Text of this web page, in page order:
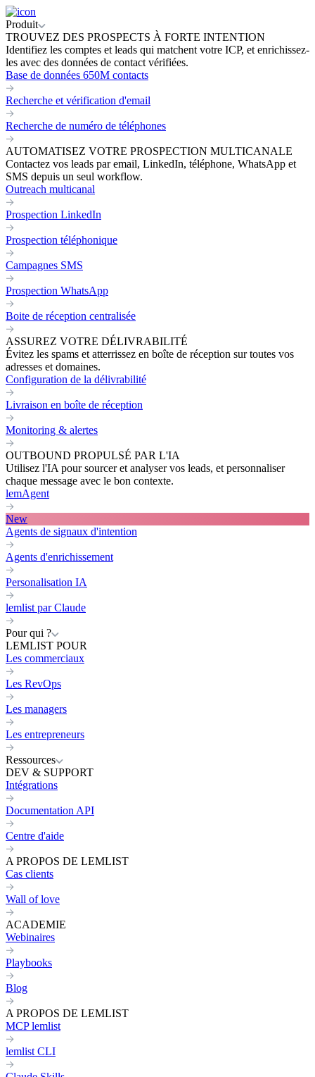
Produit
TROUVEZ DES PROSPECTS À FORTE INTENTION
Identifiez les comptes et leads qui matchent votre ICP, et enrichissez-
les avec des données de contact vérifiées.
Base de données 650M contacts
Recherche et vérification d'email
Recherche de numéro de téléphones
AUTOMATISEZ VOTRE PROSPECTION MULTICANALE
Contactez vos leads par email, LinkedIn, téléphone, WhatsApp et
SMS depuis un seul workflow.
Outreach multicanal
Prospection LinkedIn
Prospection téléphonique
Campagnes SMS
Prospection WhatsApp
Boite de réception centralisée
ASSUREZ VOTRE DÉLIVRABILITÉ
Évitez les spams et atterrissez en boîte de réception sur toutes vos
adresses et domaines.
Configuration de la délivrabilité
Livraison en boîte de réception
Monitoring & alertes
OUTBOUND PROPULSÉ PAR L'IA
Utilisez l'IA pour sourcer et analyser vos leads, et personnaliser
chaque message avec le bon contexte.
lemAgent
New
Agents de signaux d'intention
Agents d'enrichissement
Personalisation IA
lemlist par Claude
Pour qui ?
LEMLIST POUR
Les commerciaux
Les RevOps
Les managers
Les entrepreneurs
Ressources
DEV & SUPPORT
Intégrations
Documentation API
Centre d'aide
A PROPOS DE LEMLIST
Cas clients
Wall of love
ACADEMIE
Webinaires
Playbooks
Blog
A PROPOS DE LEMLIST
MCP lemlist
lemlist CLI